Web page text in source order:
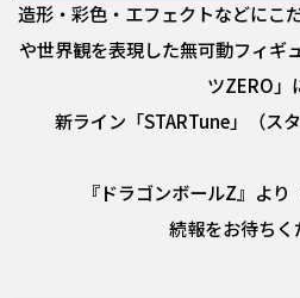
造形・彩色・エフェクトなどにこ
や世界観を表現した無可動フィギ
ツZERO」
新ライン「STARTune」（ス
『ドラゴンボールZ』より
続報をお待ちく